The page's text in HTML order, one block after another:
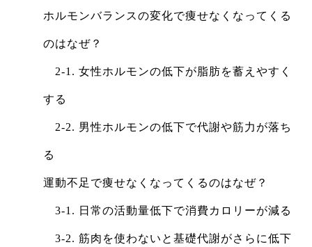
ホルモンバランスの変化で痩せなくなってくる
のはなぜ？
2-1. 女性ホルモンの低下が脂肪を蓄えやすく
する
2-2. 男性ホルモンの低下で代謝や筋力が落ち
る
運動不足で痩せなくなってくるのはなぜ？
3-1. 日常の活動量低下で消費カロリーが減る
3-2. 筋肉を使わないと基礎代謝がさらに低下